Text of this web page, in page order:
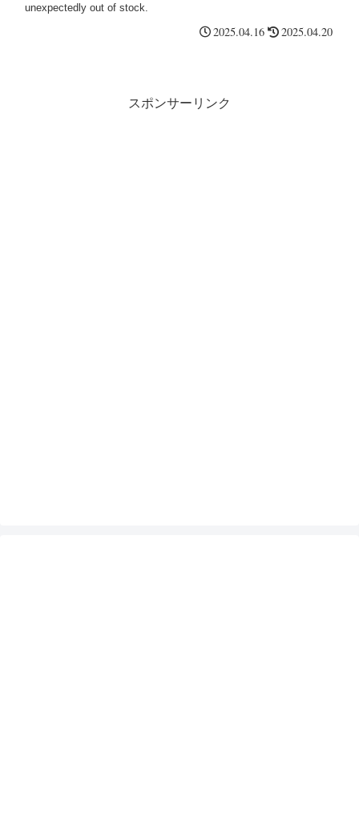
unexpectedly out of stock.
2025.04.16 2025.04.20
スポンサーリンク